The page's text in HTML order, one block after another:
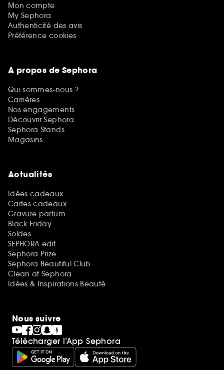
Mon compte
My Sephora
Authenticité des avis
Préférence cookies
A propos de Sephora
Qui sommes-nous ?
Carrières
Nos engagements
Découvrir Sephora
Sephora Stands
Magasins
Actualités
Idées cadeaux
Cartes cadeaux
Gravure parfum
Black Friday
Soldes
SEPHORA edit
Sephora Prize
Sephora Beautiful Club
Clean at Sephora
Idées & Inspirations Beauté
Nous suivre
Télécharger l’App Sephora